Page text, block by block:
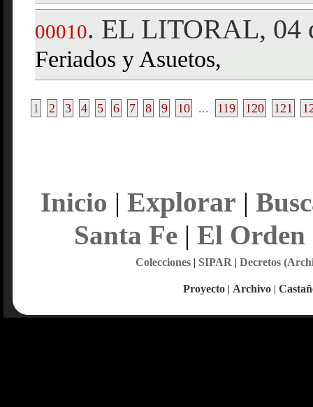
00010. EL LITORAL, 04
Feriados y Asuetos,
1 2 3 4 5 6 7 8 9 10 ... 119 120 121
Inicio | Explorar |
Santa Fe| El Orden
Colecciones| SIPAR | Decretos
Proyecto | Archivo |